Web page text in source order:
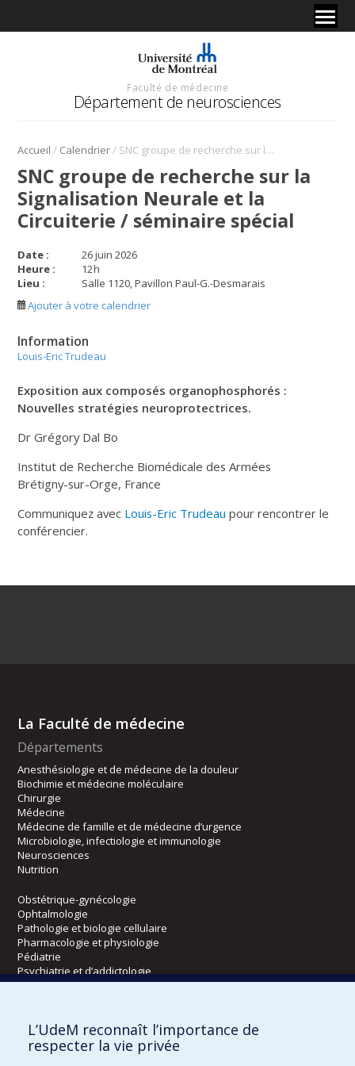
Faculté de médecine
Département de neurosciences
Accueil / Calendrier/ SNC groupe de recherche sur la Signalisation Neurale et la Circuiterie / séminaire spécial
SNC groupe de recherche sur la
Signalisation Neurale et la
Circuiterie / séminaire spécial
Date :
26 juin 2026
Heure :
12h
Lieu :
Salle 1120, Pavillon Paul-G.-Desmarais
Ajouter à votre calendrier
Information
Louis-Eric Trudeau
Exposition aux composés organophosphorés :
Nouvelles stratégies neuroprotectrices.
Dr Grégory Dal Bo
Institut de Recherche Biomédicale des Armées
Brétigny-sur-Orge, France
Communiquez avec Louis-Eric Trudeau pour rencontrer le
conférencier.
La Faculté de médecine
Départements
Anesthésiologie et de médecine de la douleur
Biochimie et médecine moléculaire
Chirurgie
Médecine
Médecine de famille et de médecine d’urgence
Microbiologie, infectiologie et immunologie
Neurosciences
Nutrition
Obstétrique-gynécologie
Ophtalmologie
Pathologie et biologie cellulaire
Pharmacologie et physiologie
Pédiatrie
Psychiatrie et d’addictologie
Radiologie, radio-oncologie et médecine nucléaire
Écoles
L’UdeM reconnaît l’importance de
respecter la vie privée